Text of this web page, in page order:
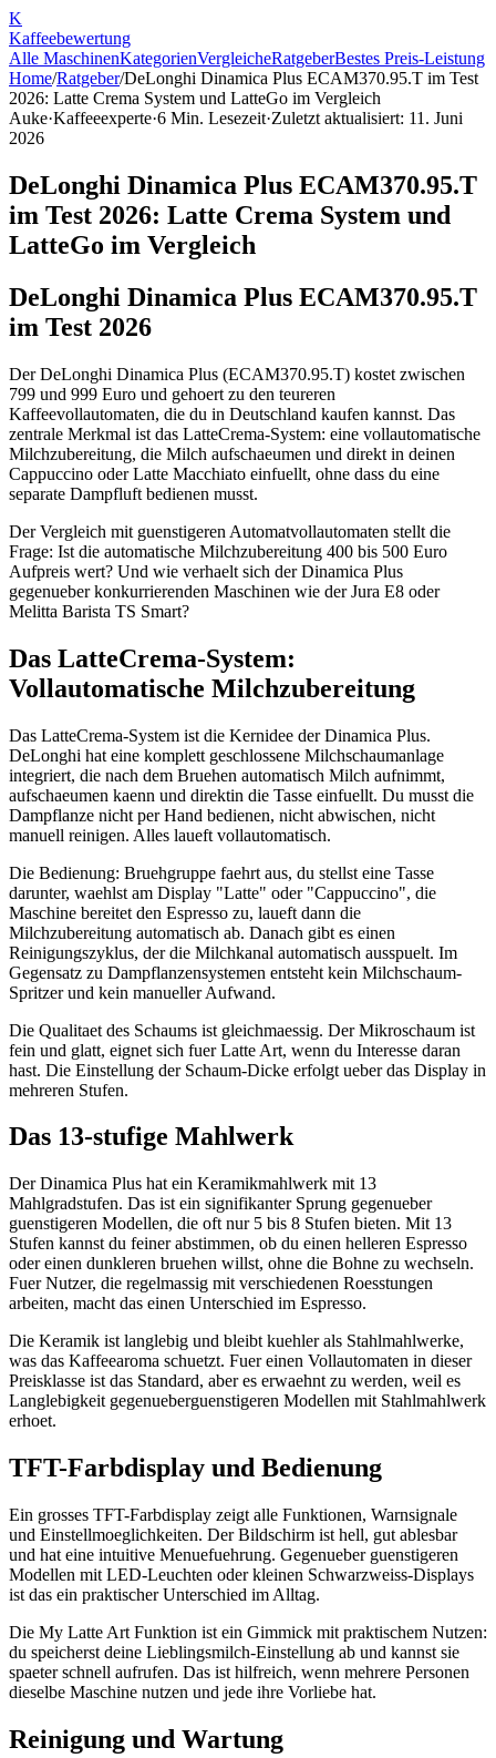
K
Kaffeebewertung
Alle MaschinenKategorienVergleicheRatgeberBestes Preis-Leistung
Home/Ratgeber/DeLonghi Dinamica Plus ECAM370.95.T im Test
2026: Latte Crema System und LatteGo im Vergleich
Auke·Kaffeeexperte·6 Min. Lesezeit·Zuletzt aktualisiert: 11. Juni
2026
DeLonghi Dinamica Plus ECAM370.95.T
im Test 2026: Latte Crema System und
LatteGo im Vergleich
DeLonghi Dinamica Plus ECAM370.95.T
im Test 2026
Der DeLonghi Dinamica Plus (ECAM370.95.T) kostet zwischen
799 und 999 Euro und gehoert zu den teureren
Kaffeevollautomaten, die du in Deutschland kaufen kannst. Das
zentrale Merkmal ist das LatteCrema-System: eine vollautomatische
Milchzubereitung, die Milch aufschaeumen und direkt in deinen
Cappuccino oder Latte Macchiato einfuellt, ohne dass du eine
separate Dampfluft bedienen musst.
Der Vergleich mit guenstigeren Automatvollautomaten stellt die
Frage: Ist die automatische Milchzubereitung 400 bis 500 Euro
Aufpreis wert? Und wie verhaelt sich der Dinamica Plus
gegenueber konkurrierenden Maschinen wie der Jura E8 oder
Melitta Barista TS Smart?
Das LatteCrema-System:
Vollautomatische Milchzubereitung
Das LatteCrema-System ist die Kernidee der Dinamica Plus.
DeLonghi hat eine komplett geschlossene Milchschaumanlage
integriert, die nach dem Bruehen automatisch Milch aufnimmt,
aufschaeumen kaenn und direktin die Tasse einfuellt. Du musst die
Dampflanze nicht per Hand bedienen, nicht abwischen, nicht
manuell reinigen. Alles laueft vollautomatisch.
Die Bedienung: Bruehgruppe faehrt aus, du stellst eine Tasse
darunter, waehlst am Display "Latte" oder "Cappuccino", die
Maschine bereitet den Espresso zu, laueft dann die
Milchzubereitung automatisch ab. Danach gibt es einen
Reinigungszyklus, der die Milchkanal automatisch ausspuelt. Im
Gegensatz zu Dampflanzensystemen entsteht kein Milchschaum-
Spritzer und kein manueller Aufwand.
Die Qualitaet des Schaums ist gleichmaessig. Der Mikroschaum ist
fein und glatt, eignet sich fuer Latte Art, wenn du Interesse daran
hast. Die Einstellung der Schaum-Dicke erfolgt ueber das Display in
mehreren Stufen.
Das 13-stufige Mahlwerk
Der Dinamica Plus hat ein Keramikmahlwerk mit 13
Mahlgradstufen. Das ist ein signifikanter Sprung gegenueber
guenstigeren Modellen, die oft nur 5 bis 8 Stufen bieten. Mit 13
Stufen kannst du feiner abstimmen, ob du einen helleren Espresso
oder einen dunkleren bruehen willst, ohne die Bohne zu wechseln.
Fuer Nutzer, die regelmassig mit verschiedenen Roesstungen
arbeiten, macht das einen Unterschied im Espresso.
Die Keramik ist langlebig und bleibt kuehler als Stahlmahlwerke,
was das Kaffeearoma schuetzt. Fuer einen Vollautomaten in dieser
Preisklasse ist das Standard, aber es erwaehnt zu werden, weil es
Langlebigkeit gegenueberguenstigeren Modellen mit Stahlmahlwerk
erhoet.
TFT-Farbdisplay und Bedienung
Ein grosses TFT-Farbdisplay zeigt alle Funktionen, Warnsignale
und Einstellmoeglichkeiten. Der Bildschirm ist hell, gut ablesbar
und hat eine intuitive Menuefuehrung. Gegenueber guenstigeren
Modellen mit LED-Leuchten oder kleinen Schwarzweiss-Displays
ist das ein praktischer Unterschied im Alltag.
Die My Latte Art Funktion ist ein Gimmick mit praktischem Nutzen:
du speicherst deine Lieblingsmilch-Einstellung ab und kannst sie
spaeter schnell aufrufen. Das ist hilfreich, wenn mehrere Personen
dieselbe Maschine nutzen und jede ihre Vorliebe hat.
Reinigung und Wartung